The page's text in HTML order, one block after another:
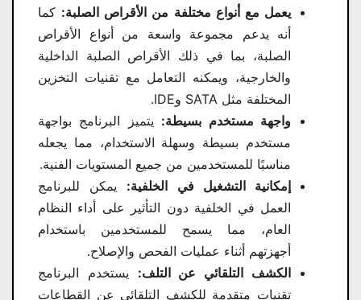
يعمل مع أنواع مختلفة من الأقراص الصلبة: كما
أنه يدعم مجموعة واسعة من أنواع الأقراص
الصلبة، بما في ذلك الأقراص الصلبة الداخلية
والخارجية، ويمكنه التعامل مع تقنيات التخزين
المختلفة مثل SATA وIDE.
واجهة مستخدم بسيطة: يتميز البرنامج بواجهة
مستخدم بسيطة وسهلة الاستخدام، مما يجعله
مناسبًا للمستخدمين من جميع المستويات الفنية.
إمكانية التشغيل في الخلفية: يمكن للبرنامج
العمل في الخلفية دون التأثير على أداء النظام
العام، مما يسمح للمستخدمين باستخدام
أجهزتهم أثناء عمليات الفحص والإصلاح.
الكشف التلقائي عن التلف: يستخدم البرنامج
تقنيات متقدمة للكشف التلقائي عن القطاعات